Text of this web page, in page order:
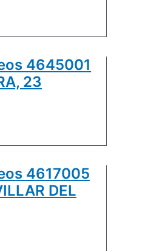
4645001
23
4617005
DEL